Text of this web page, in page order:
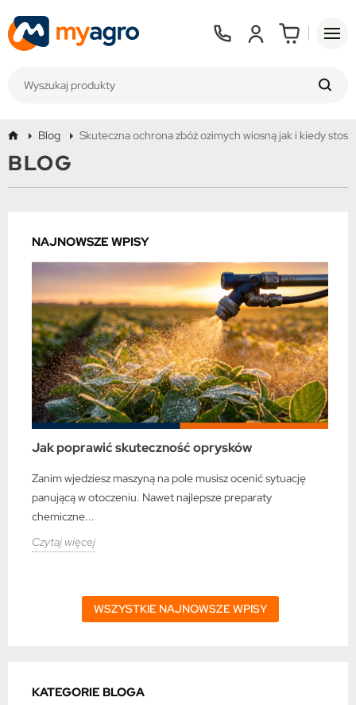
Blog Skuteczna ochrona zbóż ozimych wiosną jak i kiedy
BLOG
NAJNOWSZE WPISY
Jak poprawić skuteczność oprysków
Zanim wjedziesz maszyną na pole musisz ocenić sytuację
panującą w otoczeniu. Nawet najlepsze preparaty
chemiczne...
Czytaj więcej
WSZYSTKIE NAJNOWSZE WPISY
KATEGORIE BLOGA